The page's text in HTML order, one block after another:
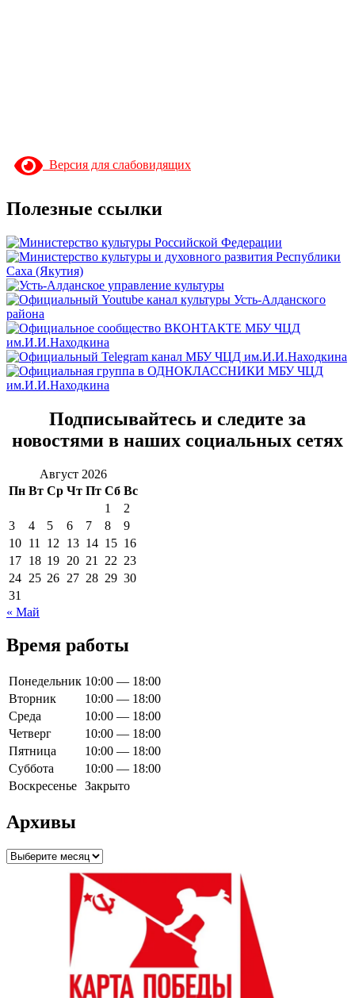
Версия для слабовидящих
Полезные ссылки
Подписывайтесь и следите за
новостями в наших социальных сетях
Август 2026
Пн Вт Ср Чт Пт Сб Вс
1
2
3
4 5 6 7 8
9
10 11 12 13 14 15 16
17 18 19 20 21 22 23
24 25 26 27 28 29 30
31
« Май
Время работы
Понедельник 10:00 — 18:00
Вторник
10:00 — 18:00
Среда
10:00 — 18:00
Четверг
10:00 — 18:00
Пятница
10:00 — 18:00
Суббота
10:00 — 18:00
Воскресенье Закрыто
Архивы
Архивы